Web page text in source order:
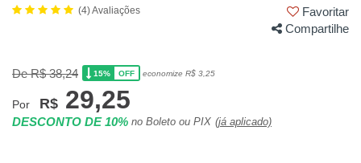
(4) Avaliações
Favoritar
Compartilhe
De R$ 38,24 15% OFF economize R$ 3,25
Por R$ 29,25
DESCONTO DE 10% no Boleto ou PIX (já aplicado)